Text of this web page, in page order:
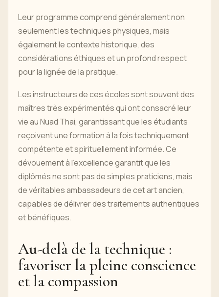
Leur programme comprend généralement non
seulement les techniques physiques, mais
également le contexte historique, des
considérations éthiques et un profond respect
pour la lignée de la pratique.
Les instructeurs de ces écoles sont souvent des
maîtres très expérimentés qui ont consacré leur
vie au Nuad Thai, garantissant que les étudiants
reçoivent une formation à la fois techniquement
compétente et spirituellement informée. Ce
dévouement à l'excellence garantit que les
diplômés ne sont pas de simples praticiens, mais
de véritables ambassadeurs de cet art ancien,
capables de délivrer des traitements authentiques
et bénéfiques.
Au-delà de la technique :
favoriser la pleine conscience
et la compassion